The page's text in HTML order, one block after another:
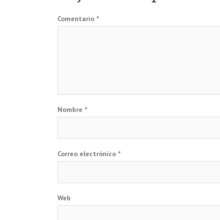
entradas
Comentario *
Nombre *
Correo electrónico *
Web